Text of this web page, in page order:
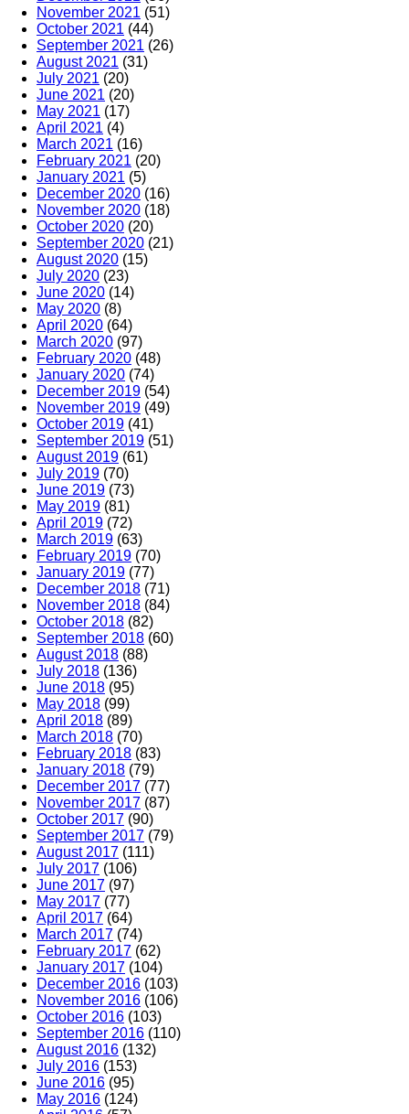
November 2021 (51)
October 2021 (44)
September 2021 (26)
August 2021 (31)
July 2021 (20)
June 2021 (20)
May 2021 (17)
April 2021 (4)
March 2021 (16)
February 2021 (20)
January 2021 (5)
December 2020 (16)
November 2020 (18)
October 2020 (20)
September 2020 (21)
August 2020 (15)
July 2020 (23)
June 2020 (14)
May 2020 (8)
April 2020 (64)
March 2020 (97)
February 2020 (48)
January 2020 (74)
December 2019 (54)
November 2019 (49)
October 2019 (41)
September 2019 (51)
August 2019 (61)
July 2019 (70)
June 2019 (73)
May 2019 (81)
April 2019 (72)
March 2019 (63)
February 2019 (70)
January 2019 (77)
December 2018 (71)
November 2018 (84)
October 2018 (82)
September 2018 (60)
August 2018 (88)
July 2018 (136)
June 2018 (95)
May 2018 (99)
April 2018 (89)
March 2018 (70)
February 2018 (83)
January 2018 (79)
December 2017 (77)
November 2017 (87)
October 2017 (90)
September 2017 (79)
August 2017 (111)
July 2017 (106)
June 2017 (97)
May 2017 (77)
April 2017 (64)
March 2017 (74)
February 2017 (62)
January 2017 (104)
December 2016 (103)
November 2016 (106)
October 2016 (103)
September 2016 (110)
August 2016 (132)
July 2016 (153)
June 2016 (95)
May 2016 (124)